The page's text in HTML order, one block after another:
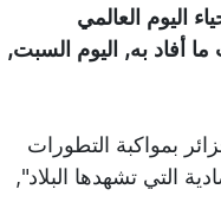
اليوم العالمي
أفاد به, اليوم السبت,
بمواكبة التطورات
التي تشهدها البلاد",